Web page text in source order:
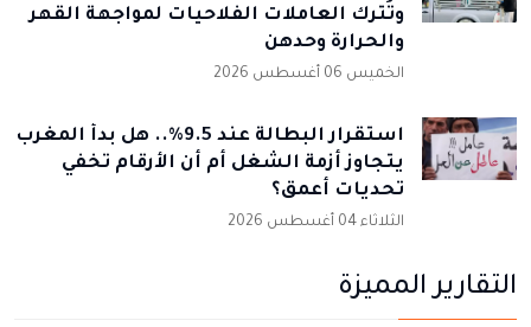
وتُترك العاملات الفلاحيات لمواجهة القهر
والحرارة وحدهن
الخميس 06 أغسطس 2026
استقرار البطالة عند 9.5%.. هل بدأ المغرب
يتجاوز أزمة الشغل أم أن الأرقام تخفي
تحديات أعمق؟
الثلاثاء 04 أغسطس 2026
التقارير المميزة